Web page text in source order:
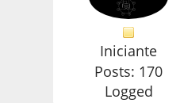
Iniciante
Posts: 170
Logged